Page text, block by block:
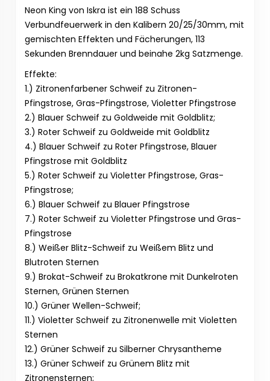
Neon King von Iskra ist ein 188 Schuss
Verbundfeuerwerk in den Kalibern 20/25/30mm, mit
gemischten Effekten und Fächerungen, 113
Sekunden Brenndauer und beinahe 2kg Satzmenge.
Effekte:
1.) Zitronenfarbener Schweif zu Zitronen-
Pfingstrose, Gras-Pfingstrose, Violetter Pfingstrose
2.) Blauer Schweif zu Goldweide mit Goldblitz;
3.) Roter Schweif zu Goldweide mit Goldblitz
4.) Blauer Schweif zu Roter Pfingstrose, Blauer
Pfingstrose mit Goldblitz
5.) Roter Schweif zu Violetter Pfingstrose, Gras-
Pfingstrose;
6.) Blauer Schweif zu Blauer Pfingstrose
7.) Roter Schweif zu Violetter Pfingstrose und Gras-
Pfingstrose
8.) Weißer Blitz-Schweif zu Weißem Blitz und
Blutroten Sternen
9.) Brokat-Schweif zu Brokatkrone mit Dunkelroten
Sternen, Grünen Sternen
10.) Grüner Wellen-Schweif;
11.) Violetter Schweif zu Zitronenwelle mit Violetten
Sternen
12.) Grüner Schweif zu Silberner Chrysantheme
13.) Grüner Schweif zu Grünem Blitz mit
Zitronensternen;